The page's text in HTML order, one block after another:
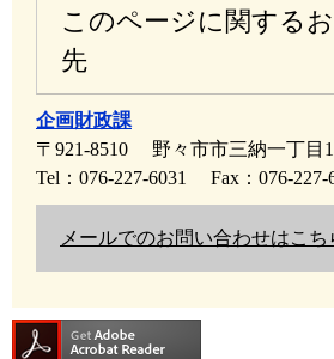
このページに関する
先
企画財政課
〒921-8510
野々市市三納一丁目
Tel：076-227-6031
Fax：076-227-
メールでのお問い合わせはこち